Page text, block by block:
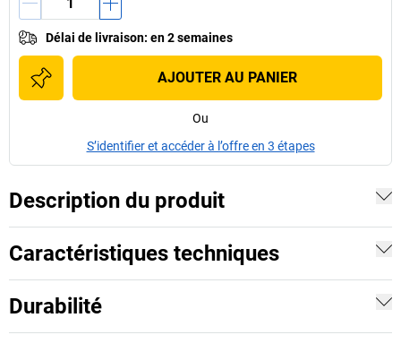
Délai de livraison: en 2 semaines
AJOUTER AU PANIER
Ou
S’identifier et accéder à l’offre en 3 étapes
Description du produit
Caractéristiques techniques
Durabilité